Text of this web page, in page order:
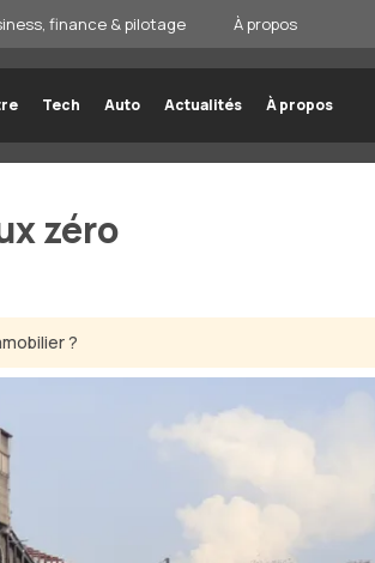
finance & pilotage À propos
Tech Auto Actualités À propos
zéro
?